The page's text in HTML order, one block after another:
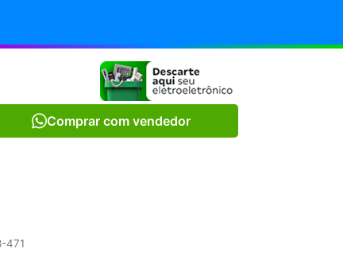
Comprar com vendedor
471